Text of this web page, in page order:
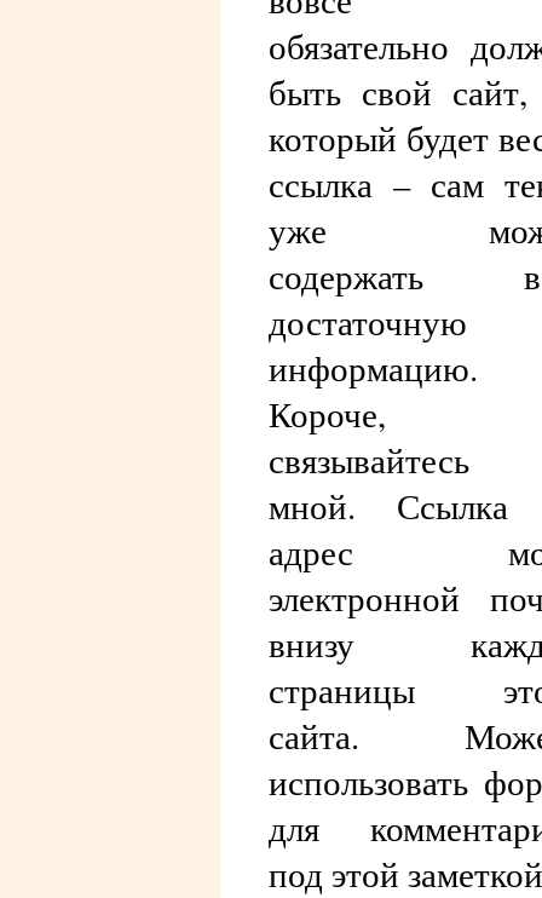
обязательно
быть свой
который будет
ссылка – сам
уже
содержать
достаточную
информацию.
Короче,
связывайтесь
мной. Ссылка
адрес
электронной
внизу
страницы
сайта.
использовать
для
под этой